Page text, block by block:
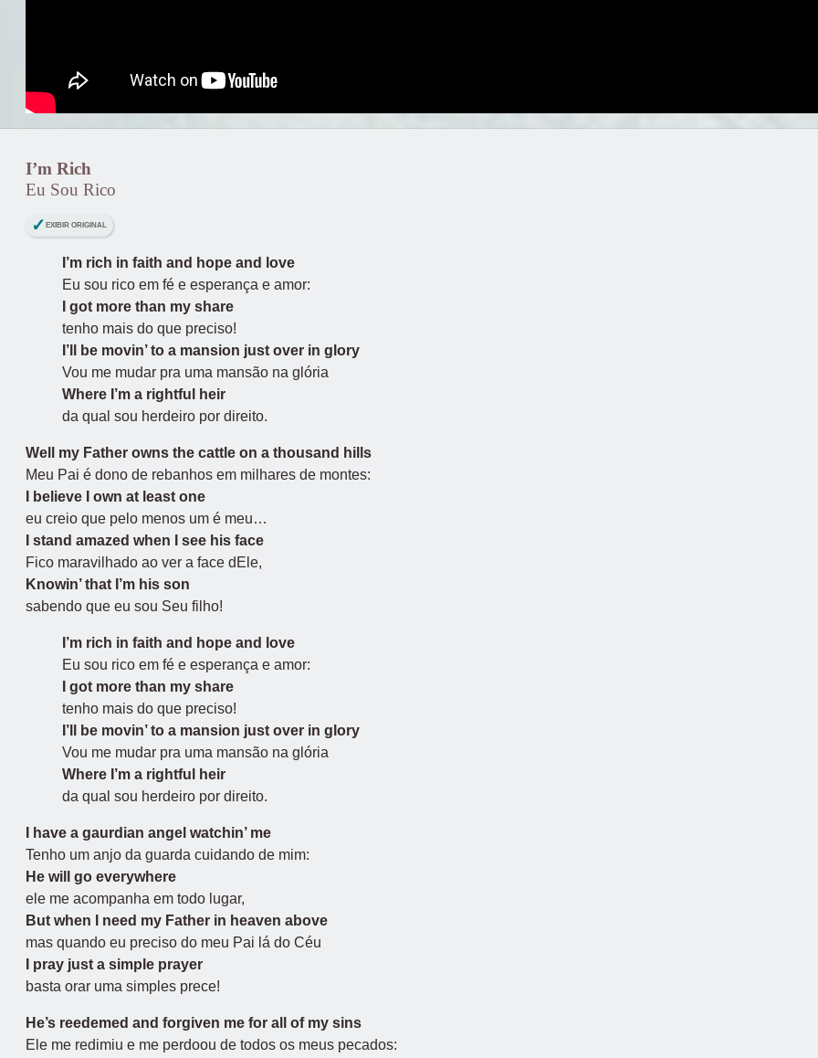
I’m Rich
Eu Sou Rico
EXIBIR ORIGINAL
I’m rich in faith and hope and love
Eu sou rico em fé e esperança e amor:
I got more than my share
tenho mais do que preciso!
I’ll be movin’ to a mansion just over in glory
Vou me mudar pra uma mansão na glória
Where I’m a rightful heir
da qual sou herdeiro por direito.
Well my Father owns the cattle on a thousand hills
Meu Pai é dono de rebanhos em milhares de montes:
I believe I own at least one
eu creio que pelo menos um é meu…
I stand amazed when I see his face
Fico maravilhado ao ver a face dEle,
Knowin’ that I’m his son
sabendo que eu sou Seu filho!
I’m rich in faith and hope and love
Eu sou rico em fé e esperança e amor:
I got more than my share
tenho mais do que preciso!
I’ll be movin’ to a mansion just over in glory
Vou me mudar pra uma mansão na glória
Where I’m a rightful heir
da qual sou herdeiro por direito.
I have a gaurdian angel watchin’ me
Tenho um anjo da guarda cuidando de mim:
He will go everywhere
ele me acompanha em todo lugar,
But when I need my Father in heaven above
mas quando eu preciso do meu Pai lá do Céu
I pray just a simple prayer
basta orar uma simples prece!
He’s reedemed and forgiven me for all of my sins
Ele me redimiu e me perdoou de todos os meus pecados: